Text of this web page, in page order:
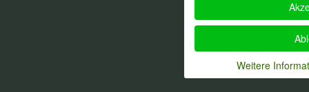
Weitere